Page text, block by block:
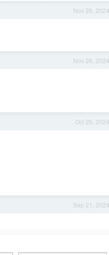
Nov 26, 2024
Nov 26, 2024
Oct 26, 2024
Sep 21, 2024